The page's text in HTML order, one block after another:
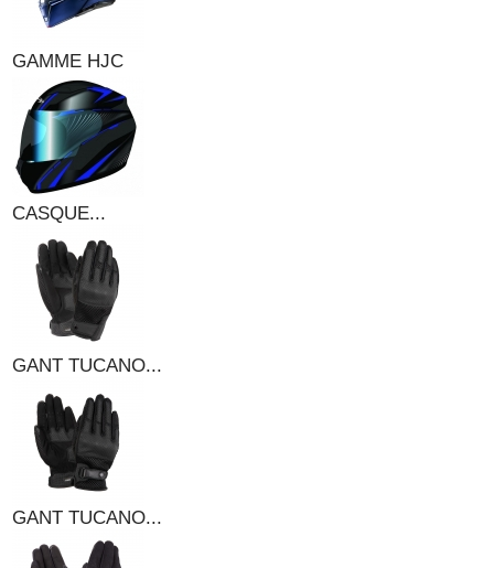
GAMME HJC
CASQUE...
GANT TUCANO...
GANT TUCANO...